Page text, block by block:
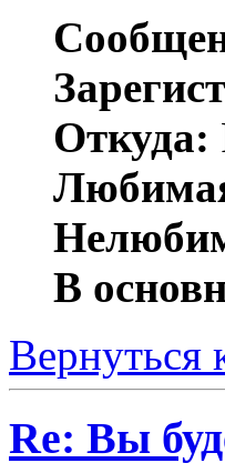
Откуда:
В
Вернуться
Re: Вы